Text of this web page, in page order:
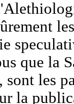
que la
sont les
la